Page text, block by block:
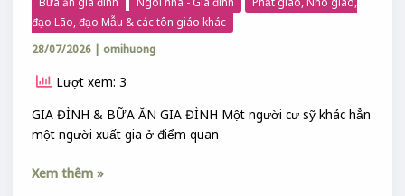
đạo Lão, đạo Mẫu & các tôn giáo khác
28/07/2026 | omihuong
Lượt xem: 3
GIA ĐÌNH & BỮA ĂN GIA ĐÌNH Một người cư sỹ khác hẳn
một người xuất gia ở điểm quan
SỸ
:
NỘI
THẾ
BỮA
ĂN
ĐÌNH
Xem thêm »